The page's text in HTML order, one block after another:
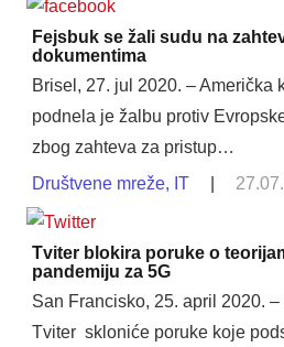
Fejsbuk se žali sudu na
dokumentima
Brisel, 27. jul 2020. – Američka
podnela je žalbu protiv
zbog zahteva za pristup…
Društvene mreže, IT
Tviter blokira poruke o
pandemiju za 5G
San Francisko, 25. april 2020.
Tviter skloniće poruke koje